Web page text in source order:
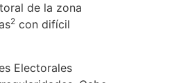
de la zona
2 con difícil
Electorales